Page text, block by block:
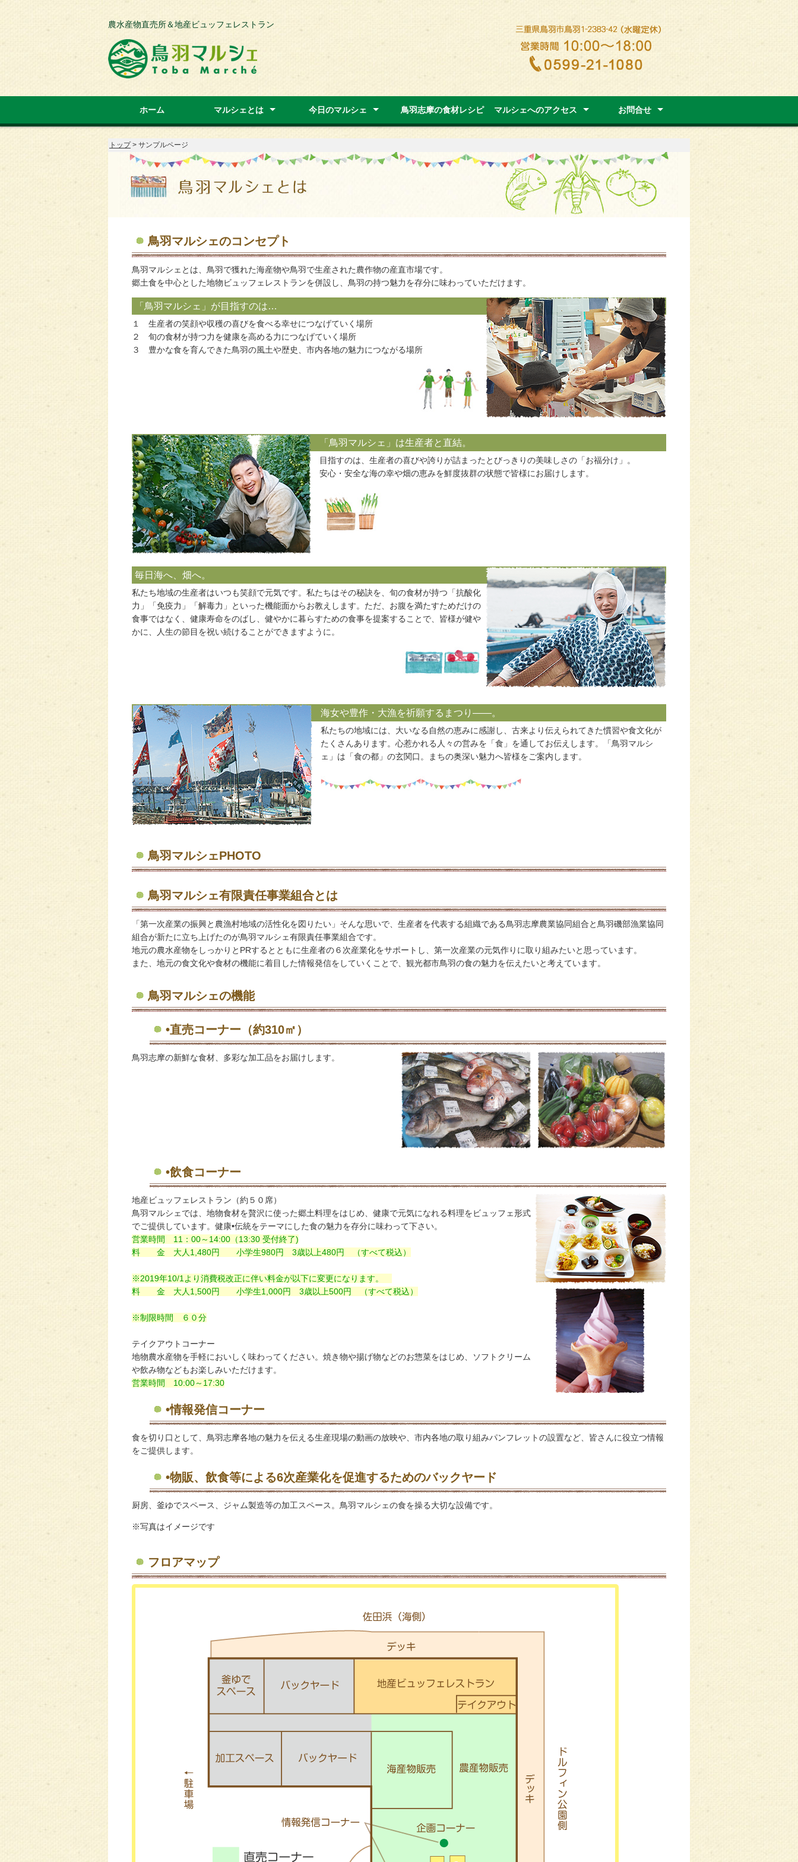
農水産物直売所＆地産ビュッフェレストラン
ホーム マルシェとは 今日のマルシェ 鳥羽志摩の食材レシピ マルシェへのアクセス お問合せ
トップ> サンプルページ
鳥羽マルシェのコンセプト
鳥羽マルシェとは、鳥羽で獲れた海産物や鳥羽で生産された農作物の産直市場です。
郷土食を中心とした地物ビュッフェレストランを併設し、鳥羽の持つ魅力を存分に味わっていただけます。
「鳥羽マルシェ」が目指すのは…
１ 生産者の笑顔や収穫の喜びを食べる幸せにつなげていく場所
２ 旬の食材が持つ力を健康を高める力につなげていく場所
３ 豊かな食を育んできた鳥羽の風土や歴史、市内各地の魅力につながる場所
「鳥羽マルシェ」は生産者と直結。
目指すのは、生産者の喜びや誇りが詰まったとびっきりの美味しさの「お福分け」。
安心・安全な海の幸や畑の恵みを鮮度抜群の状態で皆様にお届けします。
毎日海へ、畑へ。
私たち地域の生産者はいつも笑顔で元気です。私たちはその秘訣を、旬の食材が持つ「抗酸化
力」「免疫力」「解毒力」といった機能面からお教えします。ただ、お腹を満たすためだけの
食事ではなく、健康寿命をのばし、健やかに暮らすための食事を提案することで、皆様が健や
かに、人生の節目を祝い続けることができますように。
海女や豊作・大漁を祈願するまつり――。
私たちの地域には、大いなる自然の恵みに感謝し、古来より伝えられてきた慣習や食文化が
たくさんあります。心惹かれる人々の営みを「食」を通してお伝えします。「鳥羽マルシ
ェ」は「食の都」の玄関口。まちの奥深い魅力へ皆様をご案内します。
鳥羽マルシェPHOTO
鳥羽マルシェ有限責任事業組合とは
「第一次産業の振興と農漁村地域の活性化を図りたい」そんな思いで、生産者を代表する組織である鳥羽志摩農業協同組合と鳥羽磯部漁業協同
組合が新たに立ち上げたのが鳥羽マルシェ有限責任事業組合です。
地元の農水産物をしっかりとPRするとともに生産者の６次産業化をサポートし、第一次産業の元気作りに取り組みたいと思っています。
また、地元の食文化や食材の機能に着目した情報発信をしていくことで、観光都市鳥羽の食の魅力を伝えたいと考えています。
鳥羽マルシェの機能
•直売コーナー（約310㎡）
鳥羽志摩の新鮮な食材、多彩な加工品をお届けします。
•飲食コーナー
地産ビュッフェレストラン（約５０席）
鳥羽マルシェでは、地物食材を贅沢に使った郷土料理をはじめ、健康で元気になれる料理をビュッフェ形式
でご提供しています。健康•伝統をテーマにした食の魅力を存分に味わって下さい。
営業時間 11：00～14:00（13:30 受付終了)
料 金 大人1,480円 小学生980円 3歳以上480円 （すべて税込）
※2019年10/1より消費税改正に伴い料金が以下に変更になります。
料 金 大人1,500円 小学生1,000円 3歳以上500円 （すべて税込）
※制限時間 ６０分
テイクアウトコーナー
地物農水産物を手軽においしく味わってください。焼き物や揚げ物などのお惣菜をはじめ、ソフトクリーム
や飲み物などもお楽しみいただけます。
営業時間 10:00～17:30
•情報発信コーナー
食を切り口として、鳥羽志摩各地の魅力を伝える生産現場の動画の放映や、市内各地の取り組みパンフレットの設置など、皆さんに役立つ情報
をご提供します。
•物販、飲食等による6次産業化を促進するためのバックヤード
厨房、釜ゆでスペース、ジャム製造等の加工スペース。鳥羽マルシェの食を操る大切な設備です。
※写真はイメージです
フロアマップ